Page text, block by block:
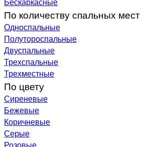
По количеству спальных мест
Односпальные
Полутороспальные
Двуспальные
Трехспальные
Трехместные
По цвету
Сиреневые
Бежевые
Коричневые
Серые